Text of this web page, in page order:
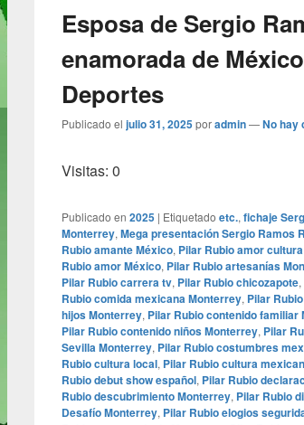
Esposa de Sergio
enamorada de
Deportes
Publicado el julio 31, 2025poradmin—No hay
Visitas: 0
Publicado en 2025 | Etiquetado etc., fichaje
Monterrey, Mega presentación Sergio Ramos
Rubio amante México, Pilar Rubio amor
Rubio amor México, Pilar Rubio artesanías
Pilar Rubio carrera tv, Pilar Rubio chicozapote,
Rubio comida mexicana Monterrey, Pilar
hijos Monterrey, Pilar Rubio contenido familiar
Pilar Rubio contenido niños Monterrey, Pilar
Sevilla Monterrey, Pilar Rubio costumbres
Rubio cultura local, Pilar Rubio cultura
Rubio debut show español, Pilar Rubio
Rubio descubrimiento Monterrey, Pilar Rubio
Desafío Monterrey, Pilar Rubio elogios